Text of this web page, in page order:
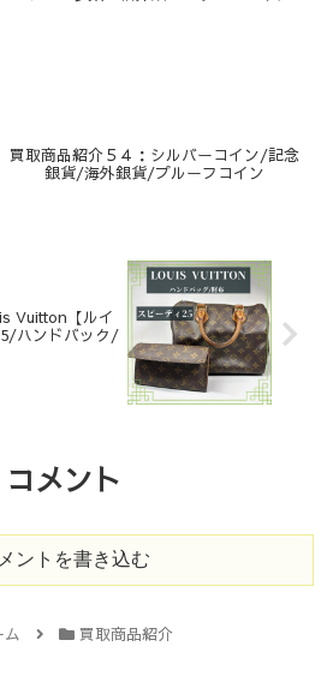
買取商品紹介５４：シルバーコイン/記念
銀貨/海外銀貨/プルーフコイン
Vuitton【ルイ
ハンドバック/
コメント
ントを書き込む
ム 買取商品紹介